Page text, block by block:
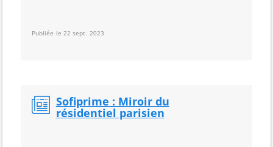
Publiée le 22 sept. 2023
Sofiprime : Miroir du
résidentiel parisien